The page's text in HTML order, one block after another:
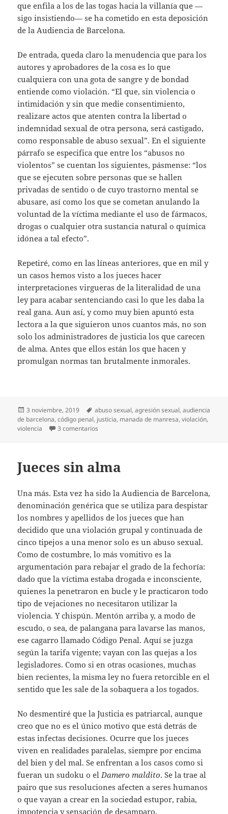
que enfila a los de las togas hacia la villanía que —
sigo insistiendo— se ha cometido en esta deposición
de la Audiencia de Barcelona.
De entrada, queda claro la menudencia que para los
autores y aprobadores de la cosa es lo que
cualquiera con una gota de sangre y de bondad
entiende como violación. “El que, sin violencia o
intimidación y sin que medie consentimiento,
realizare actos que atenten contra la libertad o
indemnidad sexual de otra persona, será castigado,
como responsable de abuso sexual”. En el siguiente
párrafo se especifica que entre los “abusos no
violentos” se cuentan los siguientes, pásmense: “los
que se ejecuten sobre personas que se hallen
privadas de sentido o de cuyo trastorno mental se
abusare, así como los que se cometan anulando la
voluntad de la víctima mediante el uso de fármacos,
drogas o cualquier otra sustancia natural o química
idónea a tal efecto”.
Repetiré, como en las líneas anteriores, que en mil y
un casos hemos visto a los jueces hacer
interpretaciones virgueras de la literalidad de una
ley para acabar sentenciando casi lo que les daba la
real gana. Aun así, y como muy bien apuntó esta
lectora a la que siguieron unos cuantos más, no son
solo los administradores de justicia los que carecen
de alma. Antes que ellos están los que hacen y
promulgan normas tan brutalmente inmorales.
Publicado
el
3 noviembre, 2019 Etiquetas
abuso sexual,agresión sexual,audiencia
de barcelona,código penal, justicia, manada de manresa,violación,
violencia
3 comentarios
Jueces sin alma
Una más. Esta vez ha sido la Audiencia de Barcelona,
denominación genérica que se utiliza para despistar
los nombres y apellidos de los jueces que han
decidido que una violación grupal y continuada de
cinco tipejos a una menor solo es un abuso sexual.
Como de costumbre, lo más vomitivo es la
argumentación para rebajar el grado de la fechoría:
dado que la víctima estaba drogada e inconsciente,
quienes la penetraron en bucle y le practicaron todo
tipo de vejaciones no necesitaron utilizar la
violencia. Y chispún. Mentón arriba y, a modo de
escudo, o sea, de palangana para lavarse las manos,
ese cagarro llamado Código Penal. Aquí se juzga
según la tarifa vigente; vayan con las quejas a los
legisladores. Como si en otras ocasiones, muchas
bien recientes, la misma ley no fuera retorcible en el
sentido que les sale de la sobaquera a los togados.
No desmentiré que la Justicia es patriarcal, aunque
creo que no es el único motivo que está detrás de
estas infectas decisiones. Ocurre que los jueces
viven en realidades paralelas, siempre por encima
del bien y del mal. Se enfrentan a los casos como si
fueran un sudoku o elDamero maldito. Se la trae al
pairo que sus resoluciones afecten a seres humanos
o que vayan a crear en la sociedad estupor, rabia,
impotencia y sensación de desamparo.